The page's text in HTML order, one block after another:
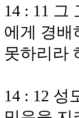
14 : 11 그
에게 경배
못하리라
14 : 12 성